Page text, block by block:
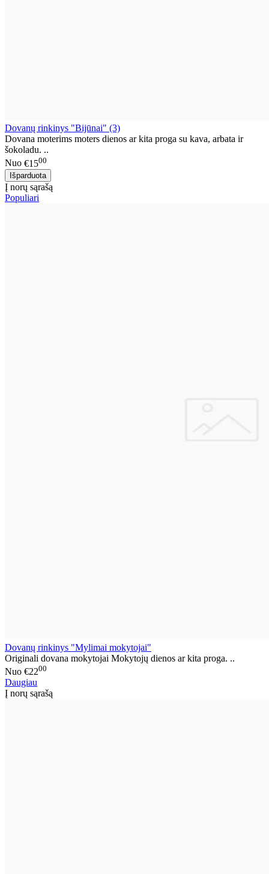
Dovanų rinkinys "Bijūnai" (3)
Dovana moterims moters dienos ar kita proga su kava, arbata ir
šokoladu. ..
Nuo €1500
Į norų sąrašą
Populiari
Dovanų rinkinys "Mylimai mokytojai"
Originali dovana mokytojai Mokytojų dienos ar kita proga. ..
Nuo €2200
Daugiau
Į norų sąrašą